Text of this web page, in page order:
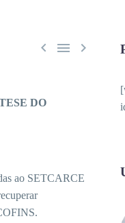
  
DO
ao SETCARCE